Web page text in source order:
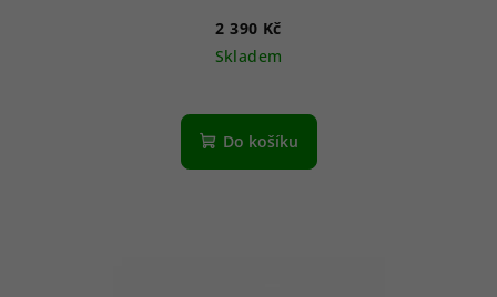
2 390 Kč
Skladem
Do košíku